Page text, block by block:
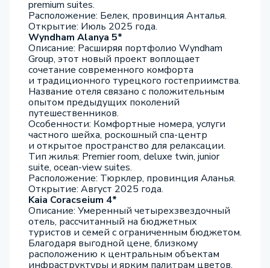
premium suites.
Расположение: Белек, провинция Анталья.
Открытие: Июль 2025 года.
Wyndham Alanya 5*
Описание: Расширяя портфолио Wyndham
Group, этот новый проект воплощает
сочетание современного комфорта
и традиционного турецкого гостеприимства.
Название отеля связано с положительным
опытом предыдущих поколений
путешественников.
Особенности: Комфортные номера, услуги
частного шейха, роскошный спа-центр
и открытое пространство для релаксации.
Тип жилья: Premier room, deluxe twin, junior
suite, ocean-view suites.
Расположение: Тюрклер, провинция Аланья.
Открытие: Август 2025 года.
Kaia Coracseium 4*
Описание: Умеренный четырехзвездочный
отель, рассчитанный на бюджетных
туристов и семей с ограниченным бюджетом.
Благодаря выгодной цене, близкому
расположению к центральным объектам
инфраструктуры и ярким палитрам цветов,